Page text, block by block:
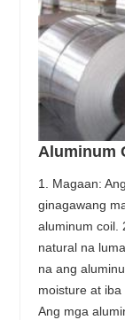
Aluminum
1. Magaan:
ginagawang
aluminum coil.
natural na
na ang
moisture at
Ang mga